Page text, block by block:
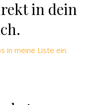
in dein
in meine Liste ein.